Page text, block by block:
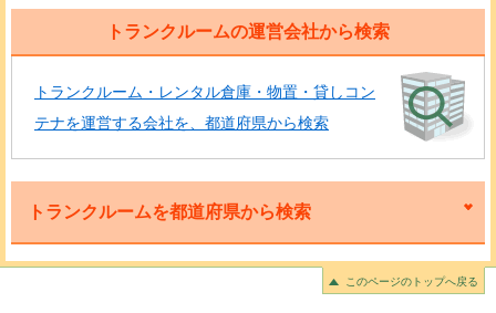
トランクルームの運営会社から検索
トランクルーム・レンタル倉庫・物置・貸しコン
テナを運営する会社を、都道府県から検索
トランクルームを都道府県から検索
このページのトップへ戻る